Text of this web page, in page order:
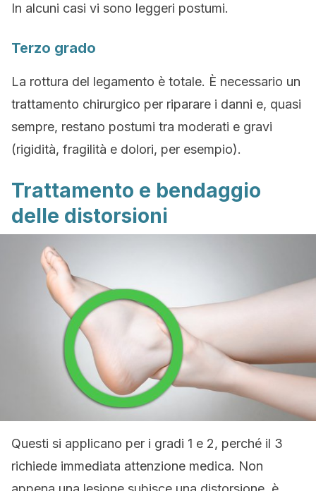
In alcuni casi vi sono leggeri postumi.
Terzo grado
La rottura del legamento è totale. È necessario un
trattamento chirurgico per riparare i danni e, quasi
sempre, restano postumi tra moderati e gravi
(rigidità, fragilità e dolori, per esempio).
Trattamento e bendaggio
delle distorsioni
Questi si applicano per i gradi 1 e 2, perché il 3
richiede immediata attenzione medica. Non